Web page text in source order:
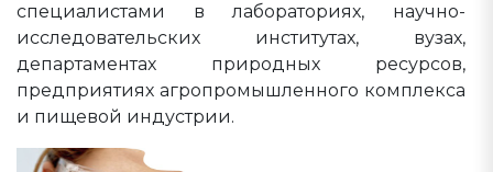
специалистами в лабораториях, научно-
исследовательских институтах, вузах,
департаментах природных ресурсов,
предприятиях агропромышленного комплекса
и пищевой индустрии.